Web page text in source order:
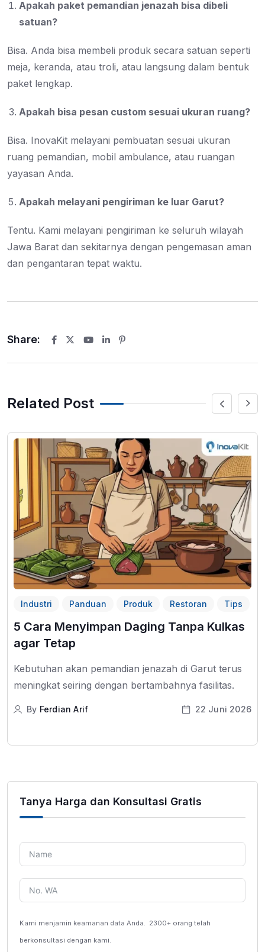
Apakah paket pemandian jenazah bisa dibeli
satuan?
Bisa. Anda bisa membeli produk secara satuan seperti
meja, keranda, atau troli, atau langsung dalam bentuk
paket lengkap.
Apakah bisa pesan custom sesuai ukuran ruang?
Bisa. InovaKit melayani pembuatan sesuai ukuran
ruang pemandian, mobil ambulance, atau ruangan
yayasan Anda.
Apakah melayani pengiriman ke luar Garut?
Tentu. Kami melayani pengiriman ke seluruh wilayah
Jawa Barat dan sekitarnya dengan pengemasan aman
dan pengantaran tepat waktu.
Share:
Youtube
LinkedIn
Related Post
Industri Panduan Produk Restoran Tips
5 Cara Menyimpan Daging Tanpa Kulkas
agar Tetap
Kebutuhan akan pemandian jenazah di Garut terus
meningkat seiring dengan bertambahnya fasilitas.
By Ferdian Arif 22 Juni 2026
Tanya Harga dan Konsultasi Gratis
Kami menjamin keamanan data Anda. 2300+ orang telah
berkonsultasi dengan kami.